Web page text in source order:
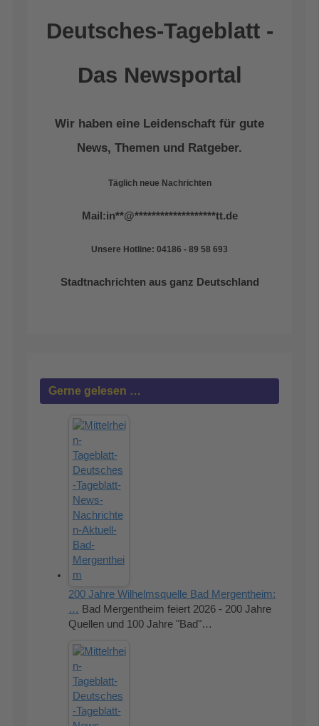
Deutsches-Tageblatt -
Das Newsportal
Wir haben eine Leidenschaft für gute
News, Themen und Ratgeber.
Täglich neue Nachrichten
Mail:in**@*******************tt.de
Unsere Hotline: 04186 - 89 58 693
Stadtnachrichten aus ganz Deutschland
Gerne gelesen …
200 Jahre Wilhelmsquelle Bad Mergentheim:
… Bad Mergentheim feiert 2026 - 200 Jahre
Quellen und 100 Jahre "Bad"…